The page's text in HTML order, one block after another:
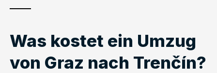
Was kostet ein Umzug
von Graz nach Trenčín?